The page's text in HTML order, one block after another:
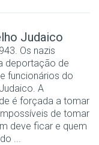
Judaico
Os nazis
deportação de
funcionários do
A
é forçada a tomar
de tomar
deve ficar e quem
...